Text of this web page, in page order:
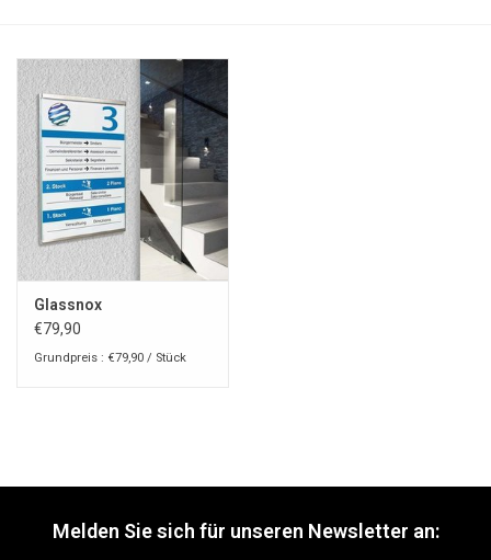
Glassnox
€79,90
Grundpreis : €79,90 / Stück
Melden Sie sich für unseren Newsletter an: